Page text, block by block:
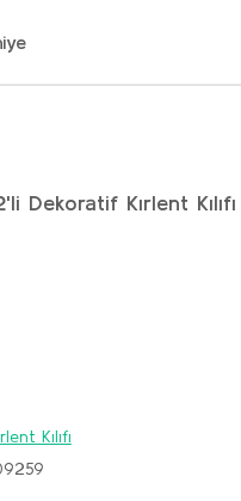
Dekoratif Kırlent
Kılıfı